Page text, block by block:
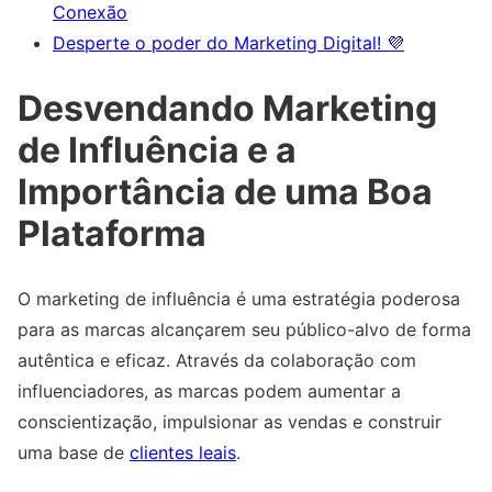
Conexão
Desperte o poder do Marketing Digital! 💜
Desvendando Marketing
de Influência e a
Importância de uma Boa
Plataforma
O marketing de influência é uma estratégia poderosa
para as marcas alcançarem seu público-alvo de forma
autêntica e eficaz. Através da colaboração com
influenciadores, as marcas podem aumentar a
conscientização, impulsionar as vendas e construir
uma base de clientes leais.